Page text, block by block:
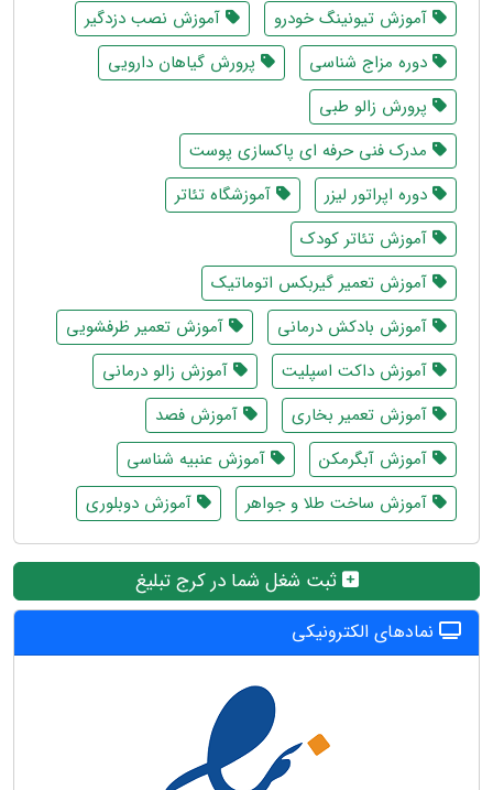
آموزش تیونینگ خودرو
آموزش نصب دزدگیر
دوره مزاج شناسی
پرورش گیاهان دارویی
پرورش زالو طبی
مدرک فنی حرفه ای پاکسازی پوست
دوره اپراتور لیزر
آموزشگاه تئاتر
آموزش تئاتر کودک
آموزش تعمیر گیربکس اتوماتیک
آموزش بادکش درمانی
آموزش تعمیر ظرفشویی
آموزش داکت اسپلیت
آموزش زالو درمانی
آموزش تعمیر بخاری
آموزش فصد
آموزش آبگرمکن
آموزش عنبیه شناسی
آموزش ساخت طلا و جواهر
آموزش دوبلوری
ثبت شغل شما در کرج تبلیغ
نمادهای الکترونیکی